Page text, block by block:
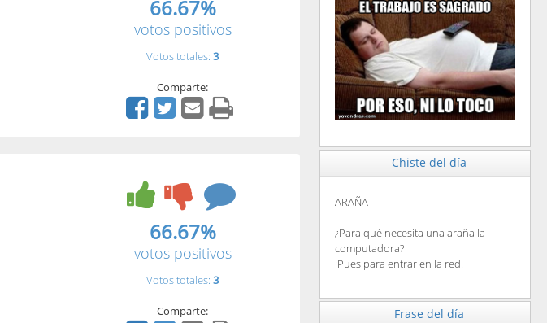
66.67%
votos positivos
Votos totales: 3
Comparte:
66.67%
votos positivos
Votos totales: 3
Comparte:
Chiste del día
ARAÑA
¿Para qué necesita una araña la
computadora?
¡Pues para entrar en la red!
Frase del día